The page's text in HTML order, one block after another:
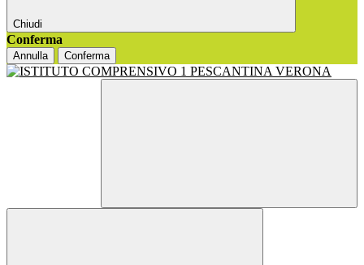
Chiudi
Conferma
Annulla Conferma